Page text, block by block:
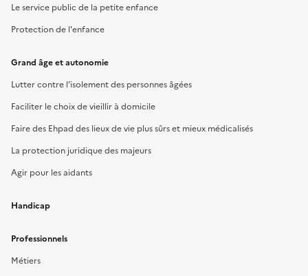
Le service public de la petite enfance
Protection de l'enfance
Grand âge et autonomie
Lutter contre l’isolement des personnes âgées
Faciliter le choix de vieillir à domicile
Faire des Ehpad des lieux de vie plus sûrs et mieux médicalisés
La protection juridique des majeurs
Agir pour les aidants
Handicap
Professionnels
Métiers